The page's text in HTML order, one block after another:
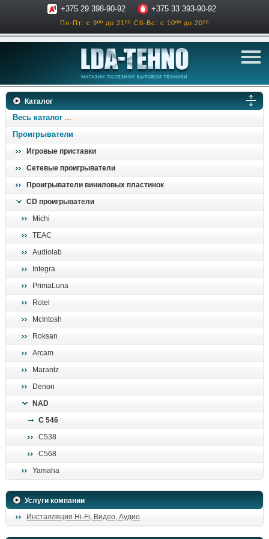
+375 29 398-90-92 +375 33 393-90-92
Пн-Пт: с 9ºº до 21ºº Сб-Вс: с 10ºº до 20ºº
телевизоры
ресиверы, усилители
проигрыватели
Каталог
Весь каталог
Проигрыватели
Игровые приставки
Сетевые проигрыватели
Проигрыватели виниловых пластинок
CD проигрыватели
Michi
TEAC
Audiolab
Integra
PrimaLuna
Rotel
McIntosh
Roksan
Arcam
Marantz
Denon
NAD
C 546
C538
C568
Yamaha
Услуги компании
Инсталляция Hi-Fi, Видео, Аудио